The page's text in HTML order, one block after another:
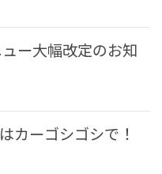
ー大幅改定のお知
カーゴシゴシで！